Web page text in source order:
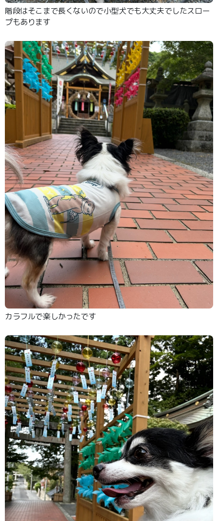
階段はそこまで長くないので小型犬でも大丈夫でしたスロー
プもあります
カラフルで楽しかったです